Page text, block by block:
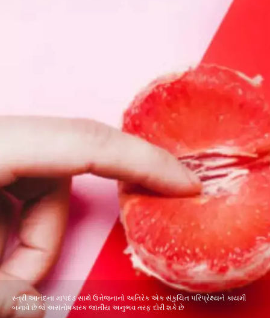
સ્ત્રી આનંદના માપદંડ સાથે ઉત્તેજનાનો અતિરેક એક સંકુચિત પરિપ્રેક્ષ્યને કાયમી
બનાવે છે જે અસંતોષકારક જાતીય અનુભવ તરફ દોરી શકે છે